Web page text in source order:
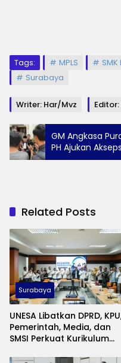
Tags: MPLS
Surabaya
Writer: Har/mvz Editor:
GM Angkasa
PH Ajukan
Related Posts
Surabaya
UNESA Libatkan DPRD,
Pemerintah, Media, dan
SMSI Perkuat Kurikulum